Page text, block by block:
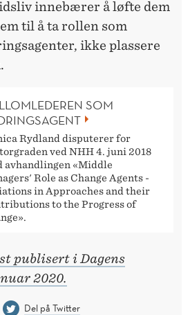
innebærer å løfte dem
til å ta rollen som
ikke plassere
SOM
Rydland disputerer for
ved NHH 4. juni 2018
avhandlingen «Middle
Role as Change Agents -
in Approaches and their
to the Progress of
publisert i Dagens
2020.
Del på Twitter